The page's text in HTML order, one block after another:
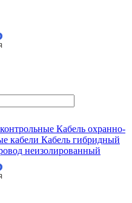
Кабель охранно-
кабели Кабель гибридный
неизолированный